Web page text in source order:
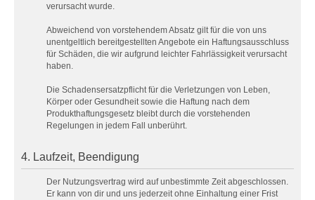
verursacht wurde.
Abweichend von vorstehendem Absatz gilt für die von uns
unentgeltlich bereitgestellten Angebote ein Haftungsausschluss
für Schäden, die wir aufgrund leichter Fahrlässigkeit verursacht
haben.
Die Schadensersatzpflicht für die Verletzungen von Leben,
Körper oder Gesundheit sowie die Haftung nach dem
Produkthaftungsgesetz bleibt durch die vorstehenden
Regelungen in jedem Fall unberührt.
4. Laufzeit, Beendigung
Der Nutzungsvertrag wird auf unbestimmte Zeit abgeschlossen.
Er kann von dir und uns jederzeit ohne Einhaltung einer Frist